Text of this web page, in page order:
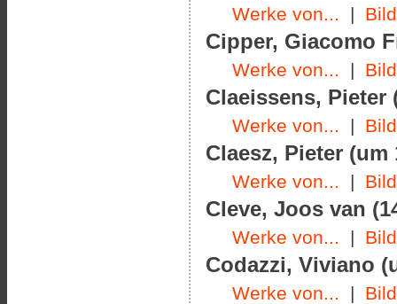
Werke von... |
Cipper, Giacomo
Werke von... |
Claeissens, Pieter
Werke von... |
Claesz, Pieter (um
Werke von... |
Cleve, Joos van
Werke von... |
Codazzi, Viviano
Werke von... |